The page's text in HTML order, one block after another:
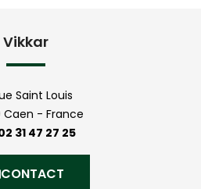
Vikkar
Saint Louis
Caen - France
31 47 27 25
CONTACT